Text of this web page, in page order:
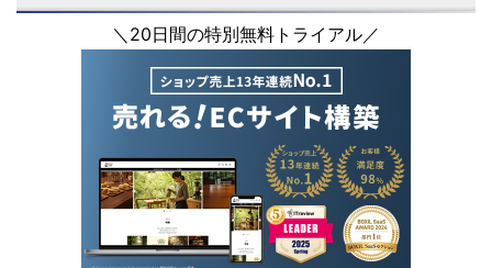
＼20日間の特別無料トライアル／